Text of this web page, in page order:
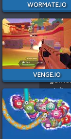
WORMATE.IO
VENGE.IO
Bạn
thuộc
nhất
game
Cổ
nhiều
Năng